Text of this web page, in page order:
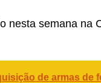
nesta semana na
de armas de